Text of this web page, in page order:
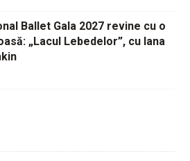
Ballet Gala 2027 revine cu o
„Lacul Lebedelor”, cu Iana